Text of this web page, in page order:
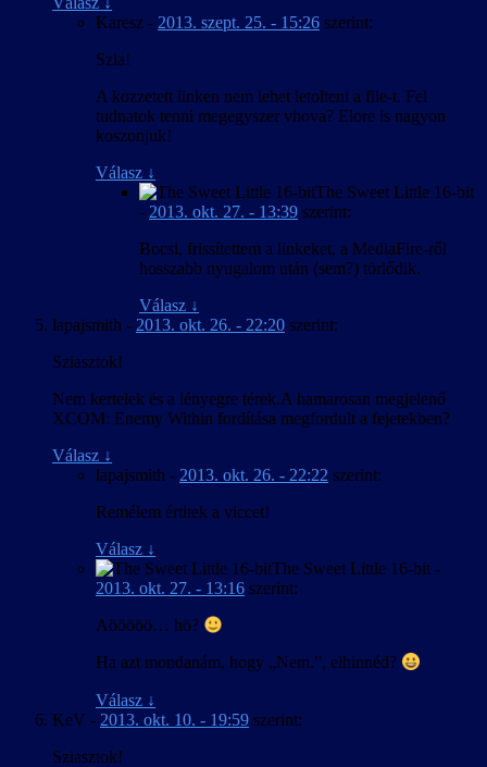
Karesz - 2013. szept. 25. - 15:26 szerint:
Szia!
A kozzetett linken nem lehet letolteni a file-t. Fel
tudnatok tenni megegyszer vhova? Elore is nagyon
koszonjuk!
Válasz ↓
The Sweet Little 16-bit
- 2013. okt. 27. - 13:39 szerint:
Bocsi, frissítettem a linkeket, a MediaFire-ről
hosszabb nyugalom után (sem?) törlődik.
Válasz ↓
lapajsmith - 2013. okt. 26. - 22:20 szerint:
Sziasztok!
Nem kertelek és a lényegre térek.A hamarosan megjelenő
XCOM: Enemy Within fordítása megfordult a fejetekben?
Válasz ↓
lapajsmith - 2013. okt. 26. - 22:22 szerint:
Remélem értitek a viccet!
Válasz ↓
The Sweet Little 16-bit -
2013. okt. 27. - 13:16 szerint:
Aööööö… hö?
Ha azt mondanám, hogy „Nem.”, elhinnéd?
Válasz ↓
KeV - 2013. okt. 10. - 19:59 szerint:
Sziasztok!